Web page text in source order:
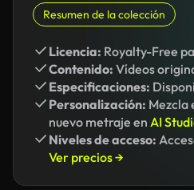
Resumen de la colección
Licencia: Royalty-Free
Contenido: Vídeos
Especificaciones:
Personalización: Mezcla
nuevo metraje en AI
Niveles de acceso:
Ver precios →